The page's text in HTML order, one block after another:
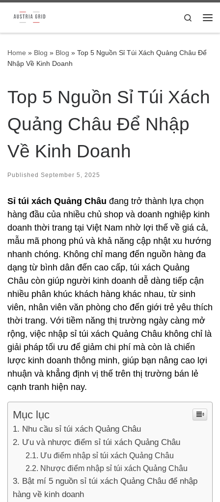
Skip to content
Search
Home » Blog » Blog » Top 5 Nguồn Sỉ Túi Xách Quảng Châu Để
Nhập Về Kinh Doanh
Top 5 Nguồn Sỉ Túi Xách
Quảng Châu Để Nhập
Về Kinh Doanh
Published September 5, 2025
Sỉ túi xách Quảng Châu đang trở thành lựa chọn
hàng đầu của nhiều chủ shop và doanh nghiệp kinh
doanh thời trang tại Việt Nam nhờ lợi thế về giá cả,
mẫu mã phong phú và khả năng cập nhật xu hướng
nhanh chóng. Không chỉ mang đến nguồn hàng đa
dạng từ bình dân đến cao cấp, túi xách Quảng
Châu còn giúp người kinh doanh dễ dàng tiếp cận
nhiều phân khúc khách hàng khác nhau, từ sinh
viên, nhân viên văn phòng cho đến giới trẻ yêu thích
thời trang. Với tiềm năng thị trường ngày càng mở
rộng, việc nhập sỉ túi xách Quảng Châu không chỉ là
giải pháp tối ưu để giảm chi phí mà còn là chiến
lược kinh doanh thông minh, giúp bạn nâng cao lợi
nhuận và khẳng định vị thế trên thị trường bán lẻ
cạnh tranh hiện nay.
Mục lục
Nhu cầu sỉ túi xách Quảng Châu
Ưu và nhược điểm sỉ túi xách Quảng Châu
Ưu điểm nhập sỉ túi xách Quảng Châu
Nhược điểm nhập sỉ túi xách Quảng Châu
Bật mí 5 nguồn sỉ túi xách Quảng Châu để nhập
hàng về kinh doanh